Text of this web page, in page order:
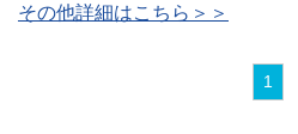
その他詳細はこちら＞＞
1